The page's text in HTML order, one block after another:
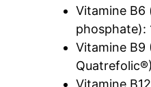
Vitamine
phosphate):
Vitamine B9
Vitamine